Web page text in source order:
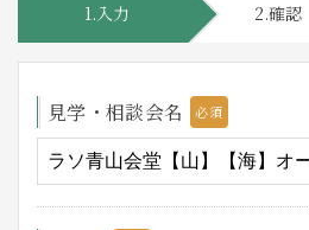
1.入力 2.確認
見学・相談会名